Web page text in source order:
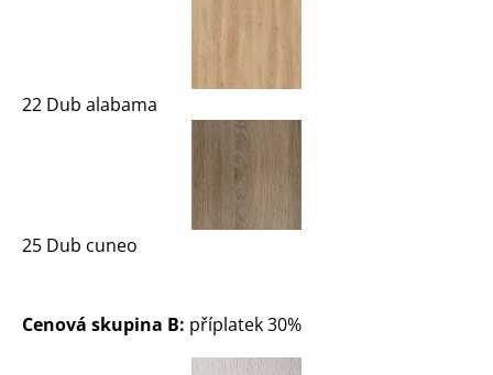
22 Dub alabama
25 Dub cuneo
Cenová skupina B: příplatek 30%